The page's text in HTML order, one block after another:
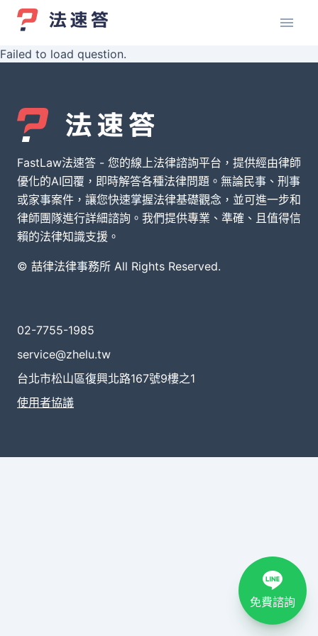
Failed to load question.
FastLaw法速答 - 您的線上法律諮詢平台，提供經由律師
優化的AI回覆，即時解答各種法律問題。無論民事、刑事
或家事案件，讓您快速掌握法律基礎觀念，並可進一步和
律師團隊進行詳細諮詢。我們提供專業、準確、且值得信
賴的法律知識支援。
© 喆律法律事務所 All Rights Reserved.
02-7755-1985
service@zhelu.tw
台北市松山區復興北路167號9樓之1
使用者協議
免費諮詢